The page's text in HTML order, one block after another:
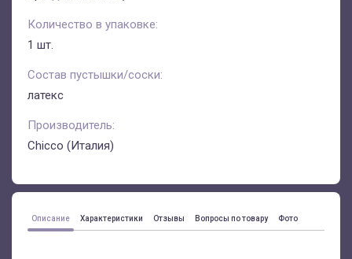
Количество в упаковке:
1 шт.
Состав пустышки/соски:
латекс
Производитель:
Chicco (Италия)
Описание Характеристики Отзывы Вопросы по товару Фото